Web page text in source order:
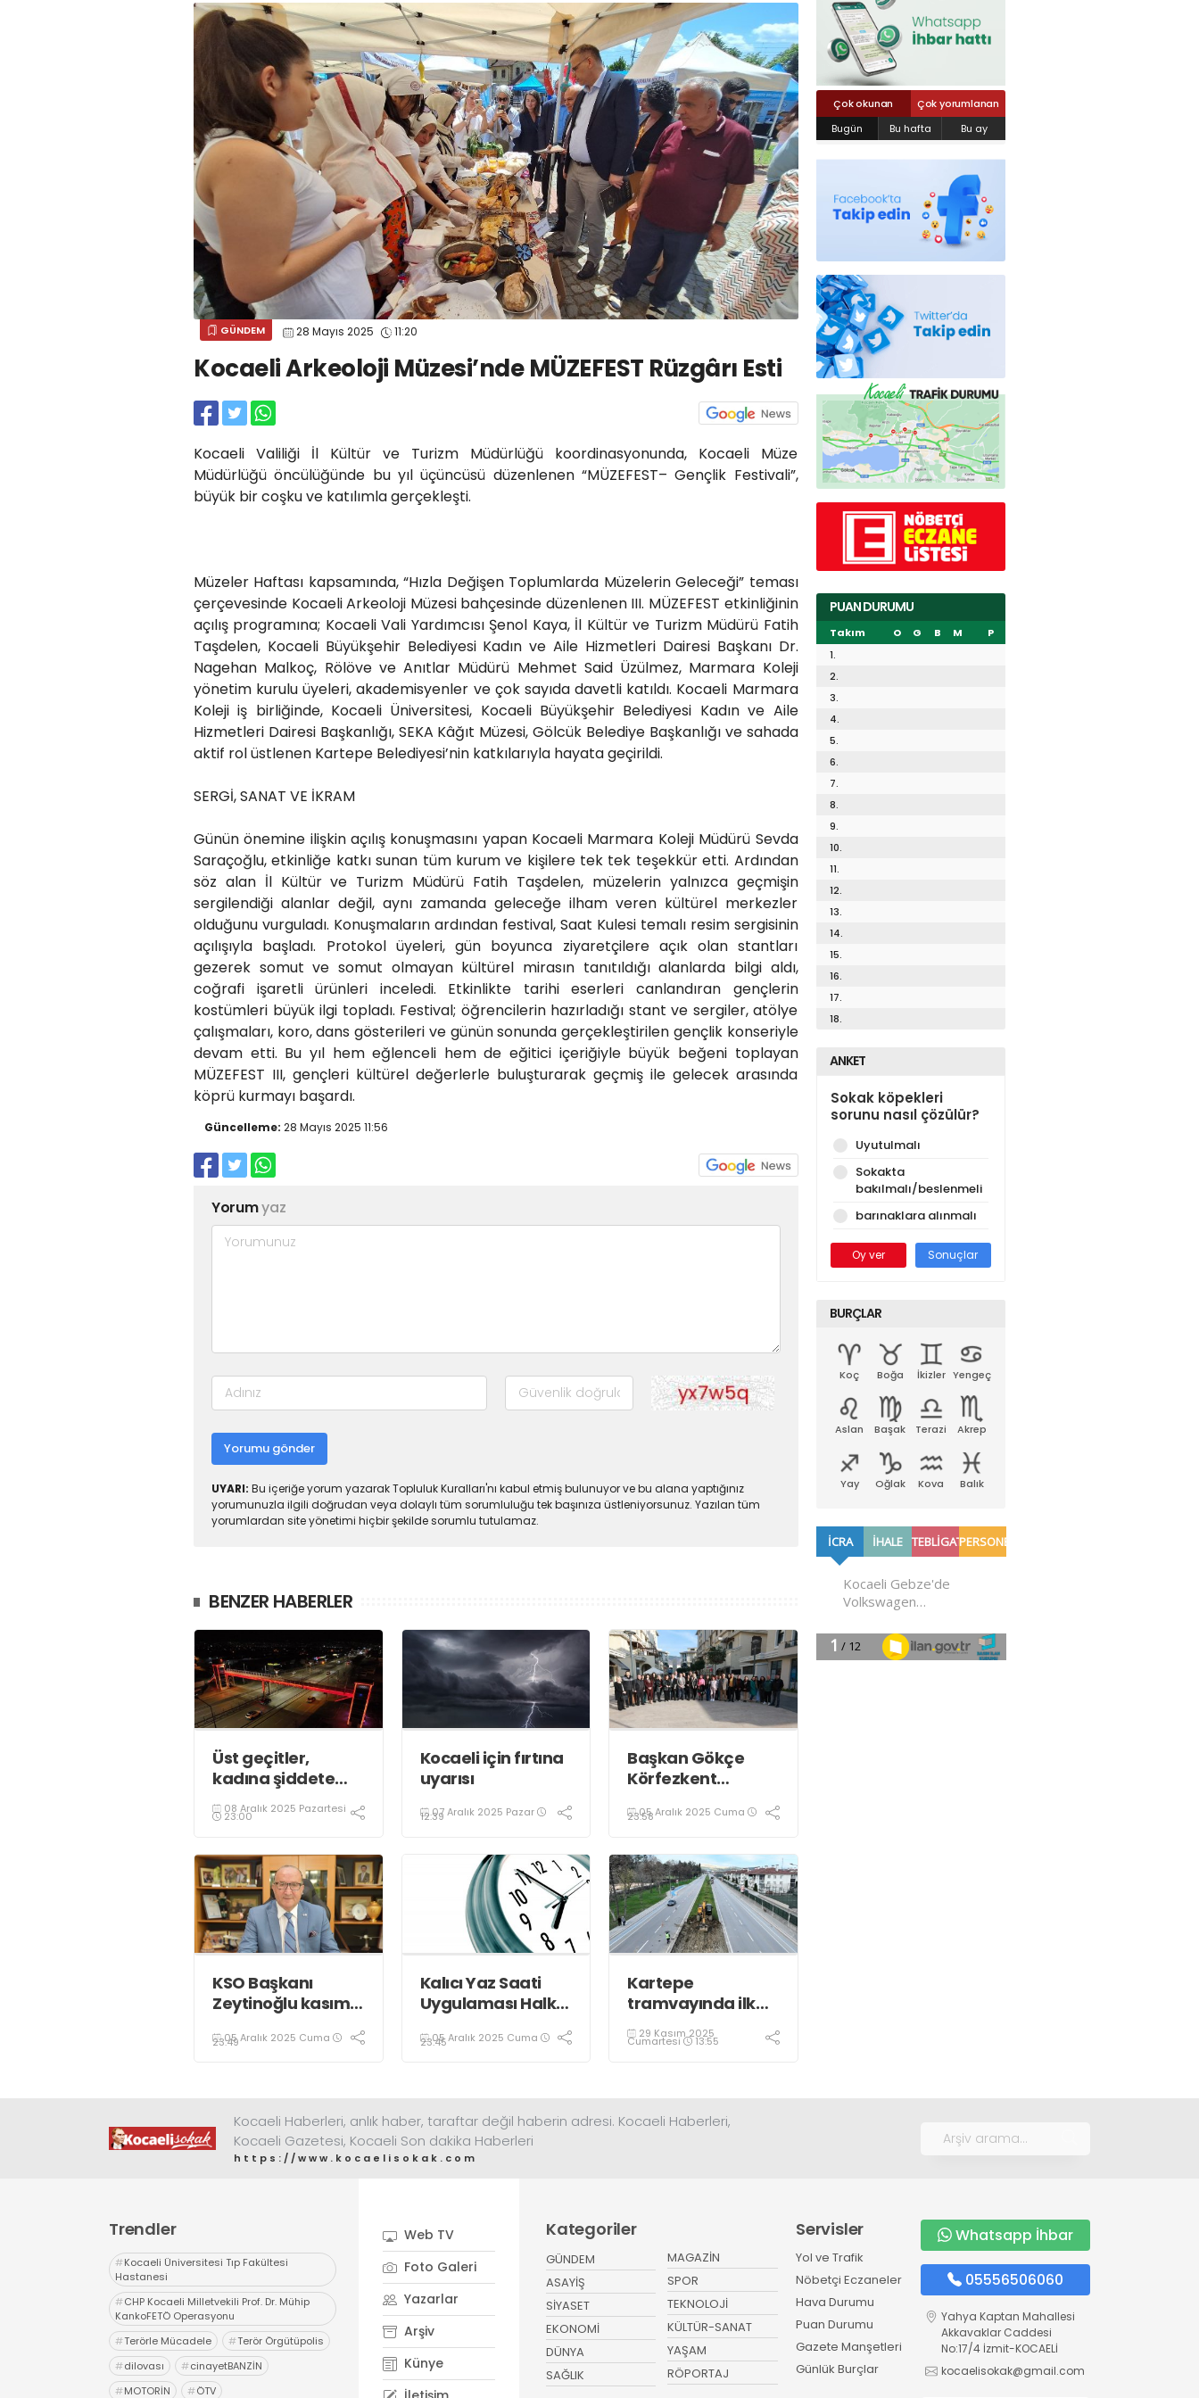
GÜNDEM 28 Mayıs 2025 11:20
Kocaeli Arkeoloji Müzesi’nde MÜZEFEST Rüzgârı Esti
Kocaeli Valiliği İl Kültür ve Turizm Müdürlüğü koordinasyonunda, Kocaeli Müze
Müdürlüğü öncülüğünde bu yıl üçüncüsü düzenlenen “MÜZEFEST– Gençlik Festivali”,
büyük bir coşku ve katılımla gerçekleşti.
Müzeler Haftası kapsamında, “Hızla Değişen Toplumlarda Müzelerin Geleceği” teması
çerçevesinde Kocaeli Arkeoloji Müzesi bahçesinde düzenlenen III. MÜZEFEST etkinliğinin
açılış programına; Kocaeli Vali Yardımcısı Şenol Kaya, İl Kültür ve Turizm Müdürü Fatih
Taşdelen, Kocaeli Büyükşehir Belediyesi Kadın ve Aile Hizmetleri Dairesi Başkanı Dr.
Nagehan Malkoç, Rölöve ve Anıtlar Müdürü Mehmet Said Üzülmez, Marmara Koleji
yönetim kurulu üyeleri, akademisyenler ve çok sayıda davetli katıldı. Kocaeli Marmara
Koleji iş birliğinde, Kocaeli Üniversitesi, Kocaeli Büyükşehir Belediyesi Kadın ve Aile
Hizmetleri Dairesi Başkanlığı, SEKA Kâğıt Müzesi, Gölcük Belediye Başkanlığı ve sahada
aktif rol üstlenen Kartepe Belediyesi’nin katkılarıyla hayata geçirildi.
SERGİ, SANAT VE İKRAM
Günün önemine ilişkin açılış konuşmasını yapan Kocaeli Marmara Koleji Müdürü Sevda
Saraçoğlu, etkinliğe katkı sunan tüm kurum ve kişilere tek tek teşekkür etti. Ardından
söz alan İl Kültür ve Turizm Müdürü Fatih Taşdelen, müzelerin yalnızca geçmişin
sergilendiği alanlar değil, aynı zamanda geleceğe ilham veren kültürel merkezler
olduğunu vurguladı. Konuşmaların ardından festival, Saat Kulesi temalı resim sergisinin
açılışıyla başladı. Protokol üyeleri, gün boyunca ziyaretçilere açık olan stantları
gezerek somut ve somut olmayan kültürel mirasın tanıtıldığı alanlarda bilgi aldı,
coğrafi işaretli ürünleri inceledi. Etkinlikte tarihi eserleri canlandıran gençlerin
kostümleri büyük ilgi topladı. Festival; öğrencilerin hazırladığı stant ve sergiler, atölye
çalışmaları, koro, dans gösterileri ve günün sonunda gerçekleştirilen gençlik konseriyle
devam etti. Bu yıl hem eğlenceli hem de eğitici içeriğiyle büyük beğeni toplayan
MÜZEFEST III, gençleri kültürel değerlerle buluşturarak geçmiş ile gelecek arasında
köprü kurmayı başardı.
Güncelleme: 28 Mayıs 2025 11:56
Yorumyaz
Yorumu gönder
UYARI: Bu içeriğe yorum yazarak Topluluk Kuralları'nı kabul etmiş bulunuyor ve bu alana yaptığınız
yorumunuzla ilgili doğrudan veya dolaylı tüm sorumluluğu tek başınıza üstleniyorsunuz. Yazılan tüm
yorumlardan site yönetimi hiçbir şekilde sorumlu tutulamaz.
BENZER HABERLER
Üst geçitler,
kadına şiddete
karşı “turuncu”
renkle aydınlatıldı;
08 Aralık 2025 Pazartesi
23:00
Kocaeli için fırtına
uyarısı
07 Aralık 2025 Pazar
12:39
Başkan Gökçe
Körfezkent
Oldu
05 Aralık 2025 Cuma
23:58
KSO Başkanı
Zeytinoğlu kasım
verilerini
05 Aralık 2025 Cuma
23:49
Kalıcı Yaz Saati
Uygulaması Halkın
Ediyor!
05 Aralık 2025 Cuma
23:45
Kartepe
tramvayında ilk
kepçe vuruldu
29 Kasım 2025
Cumartesi 13:55
Çok okunan
Çok yorumlanan
Bugün
Bu hafta Bu ay
PUAN DURUMU
Takım O G B M
P
1.
2.
3.
4.
5.
6.
7.
8.
9.
10.
11.
12.
13.
14.
15.
16.
17.
18.
ANKET
Sokak köpekleri
sorunu nasıl çözülür?
Uyutulmalı
Sokakta
bakılmalı/beslenmeli
barınaklara alınmalı
Oy ver Sonuçlar
BURÇLAR
Koç Boğa İkizler Yengeç
Aslan Başak Terazi Akrep
Yay Oğlak Kova Balık
Kocaeli Haberleri, anlık haber, taraftar değil haberin adresi. Kocaeli Haberleri,
Kocaeli Gazetesi, Kocaeli Son dakika Haberleri
https://www.kocaelisokak.com
Trendler
#Kocaeli Üniversitesi Tıp Fakültesi
Hastanesi
#CHP Kocaeli Milletvekili Prof. Dr. Mühip
KankoFETÖ Operasyonu
#Terörle Mücadele #Terör Örgütüpolis
#dilovası #cinayetBANZİN
#MOTORİN #ÖTV
Web TV
Foto Galeri
Yazarlar
Arşiv
Künye
Kategoriler
GÜNDEM
ASAYİŞ
SİYASET
EKONOMİ
DÜNYA
SAĞLIK
MAGAZİN
SPOR
TEKNOLOJİ
KÜLTÜR-SANAT
YAŞAM
RÖPORTAJ
Servisler
Yol ve Trafik
Nöbetçi Eczaneler
Hava Durumu
Puan Durumu
Gazete Manşetleri
Günlük Burçlar
Whatsapp İhbar
05556506060
Yahya Kaptan Mahallesi
Akkavaklar Caddesi
No:17/4 İzmit-KOCAELİ
kocaelisokak@gmail.com
Yahya Kaptan Mahallesi Akkavaklar
kocaelisokak@gmail.com